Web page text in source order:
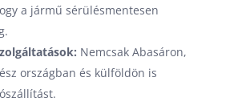
a jármű sérülésmentesen
Nemcsak Abasáron,
országban és külföldön is